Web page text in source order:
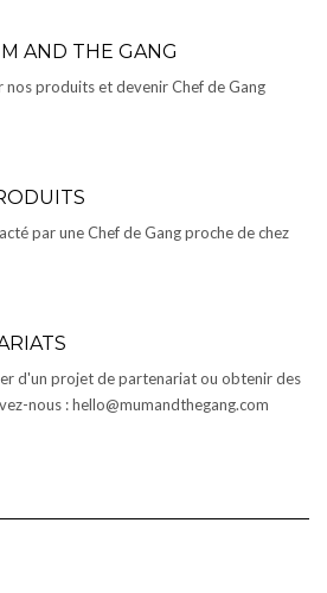
AND THE GANG
nos produits et devenir Chef de Gang
par une Chef de Gang proche de chez
d'un projet de partenariat ou obtenir des
nous : hello@mumandthegang.com